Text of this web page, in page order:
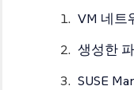
VM 네트
생성한
SUSE